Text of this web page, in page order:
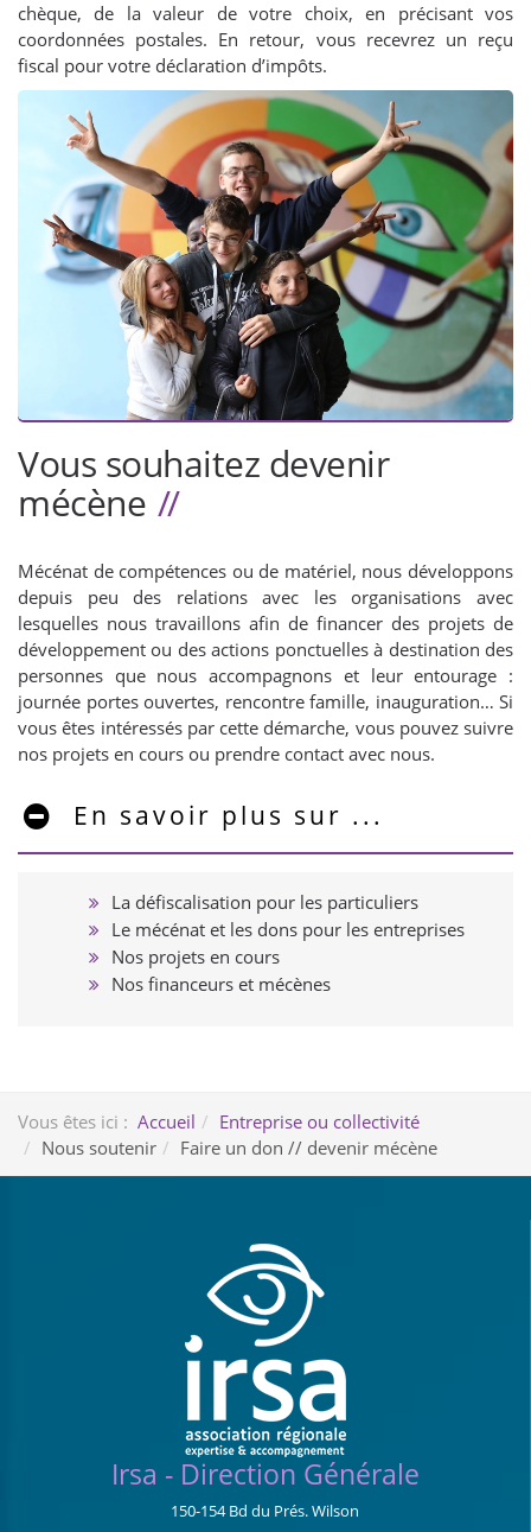
chèque, de la valeur de votre choix, en précisant vos
coordonnées postales. En retour, vous recevrez un reçu
fiscal pour votre déclaration d’impôts.
Vous souhaitez devenir
mécène
Mécénat de compétences ou de matériel, nous développons
depuis peu des relations avec les organisations avec
lesquelles nous travaillons afin de financer des projets de
développement ou des actions ponctuelles à destination des
personnes que nous accompagnons et leur entourage :
journée portes ouvertes, rencontre famille, inauguration… Si
vous êtes intéressés par cette démarche, vous pouvez suivre
nos projets en cours ou prendre contact avec nous.
En savoir plus sur ...
La défiscalisation pour les particuliers
Le mécénat et les dons pour les entreprises
Nos projets en cours
Nos financeurs et mécènes
Vous êtes ici : Accueil
Entreprise ou collectivité
Nous soutenir
Faire un don // devenir mécène
Irsa - Direction Générale
150-154 Bd du Prés. Wilson